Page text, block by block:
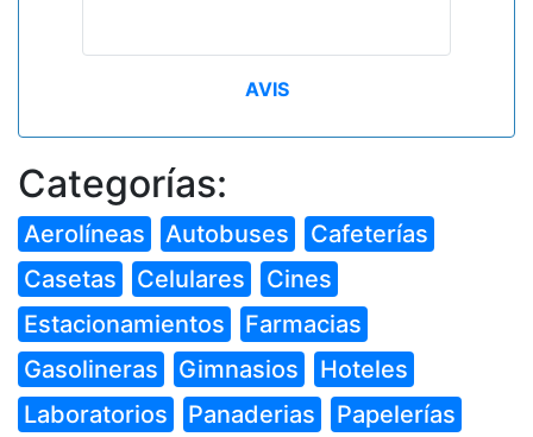
AVIS
Categorías:
Aerolíneas Autobuses
Cafeterías
Casetas
Celulares
Cines
Estacionamientos
Farmacias
Gasolineras
Gimnasios
Hoteles
Laboratorios
Panaderias Papelerías